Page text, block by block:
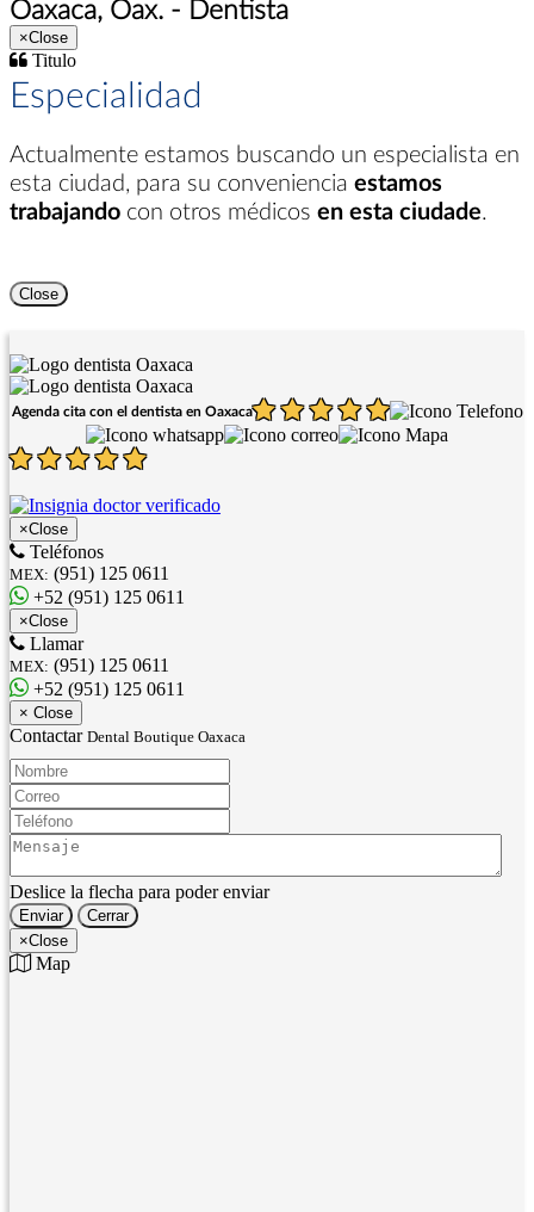
Oaxaca, Oax. - Dentista
×Close
Titulo
Especialidad
Actualmente estamos buscando un especialista en
esta ciudad, para su conveniencia estamos
trabajando con otros médicos en esta ciudade.
Close
Agenda cita con el dentista en Oaxaca
×Close
Teléfonos
MEX: (951) 125 0611
+52 (951) 125 0611
×Close
Llamar
MEX: (951) 125 0611
+52 (951) 125 0611
× Close
Contactar Dental Boutique Oaxaca
Nombre:
Correo:
Teléfono:
Mensaje:
Deslice la flecha para poder enviar
Enviar
Cerrar
×Close
Map